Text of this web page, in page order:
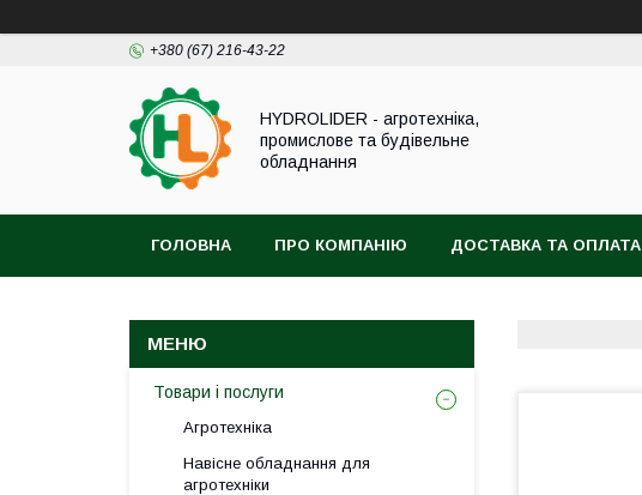
+380 (67) 216-43-22
HYDROLIDER - агротехніка,
промислове та будівельне
обладнання
ГОЛОВНА ПРО КОМПАНІЮ ДОСТАВКА ТА ОПЛАТА
Товари і послуги
Агротехніка
Навісне обладнання для
агротехніки